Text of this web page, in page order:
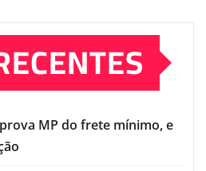
MP do frete mínimo, e